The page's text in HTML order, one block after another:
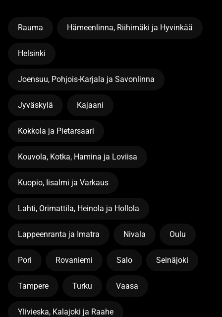
Rauma Hämeenlinna, Riihimäki ja Hyvinkää
Helsinki
Joensuu, Pohjois-Karjala ja Savonlinna
Jyväskylä Kajaani
Kokkola ja Pietarsaari
Kouvola, Kotka, Hamina ja Loviisa
Kuopio, Iisalmi ja Varkaus
Lahti, Orimattila, Heinola ja Hollola
Lappeenranta ja Imatra Nivala Oulu
Pori Rovaniemi Salo Seinäjoki
Tampere Turku Vaasa
Ylivieska, Kalajoki ja Raahe